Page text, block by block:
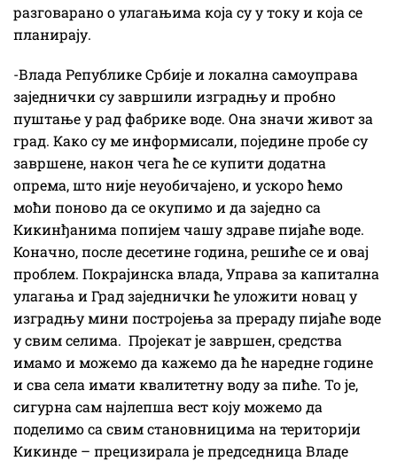
разговарано о улагањима која су у току и која се
планирају.
-Влада Републике Србије и локална самоуправа
заједнички су завршили изградњу и пробно
пуштање у рад фабрике воде. Она значи живот за
град. Како су ме информисали, поједине пробе су
завршене, након чега ће се купити додатна
опрема, што није неуобичајено, и ускоро ћемо
моћи поново да се окупимо и да заједно са
Кикинђанима попијем чашу здраве пијаће воде.
Коначно, после десетине година, решиће се и овај
проблем. Покрајинска влада, Управа за капитална
улагања и Град заједнички ће уложити новац у
изградњу мини постројења за прераду пијаће воде
у свим селима. Пројекат је завршен, средства
имамо и можемо да кажемо да ће наредне године
и сва села имати квалитетну воду за пиће. То је,
сигурна сам најлепша вест коју можемо да
поделимо са свим становницима на територији
Кикинде – прецизирала је председница Владе